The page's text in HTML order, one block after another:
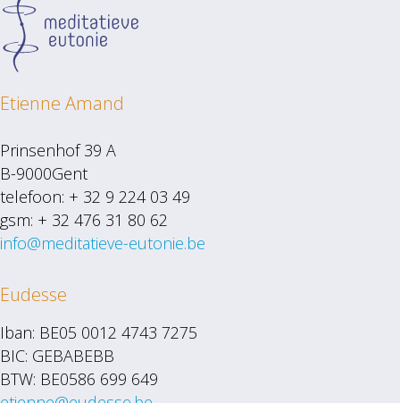
Etienne Amand
Prinsenhof 39 A
B-9000Gent
telefoon: + 32 9 224 03 49
gsm: + 32 476 31 80 62
info@meditatieve-eutonie.be
Eudesse
Iban: BE05 0012 4743 7275
BIC: GEBABEBB
BTW: BE0586 699 649